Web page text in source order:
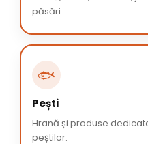
păsări.
🐟
Pești
Hrană și produse
peștilor.